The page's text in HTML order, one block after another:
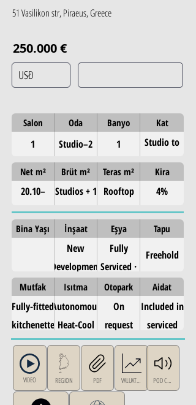
51 Vasilikon str, Piraeus, Greece
250.000 €
Salon Oda Banyo Kat
1 Studio–2 1
Studio to
Penthouse
Net m² Brüt m² Teras m² Kira
20.10–
58.80 m²
Studios + 1
–2
Bedroom
Serviced
Apartments
Rooftop
pool
4%
guaranteed
net yield +
Bina Yaşı İnşaat Eşya Tapu
New
Development
Fully
Serviced ·
Turnkey
Freehold
Mutfak Isıtma Otopark Aidat
Fully-fitted
kitchenette
Autonomous
Heat-Cool
Pump
On
request
Included in
serviced
management
VALUATION
VIDEO REGION PDF POD CAST